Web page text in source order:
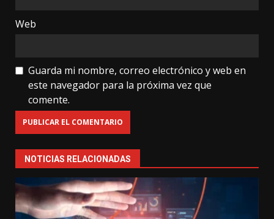
Web
Guarda mi nombre, correo electrónico y web en
este navegador para la próxima vez que
comente.
NOTICIAS RELACIONADAS